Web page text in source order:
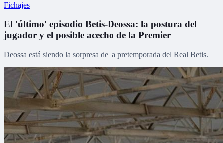
Fichajes
El 'último' episodio Betis-Deossa: la postura del
jugador y el posible acecho de la Premier
Deossa está siendo la sorpresa de la pretemporada del Real Betis.